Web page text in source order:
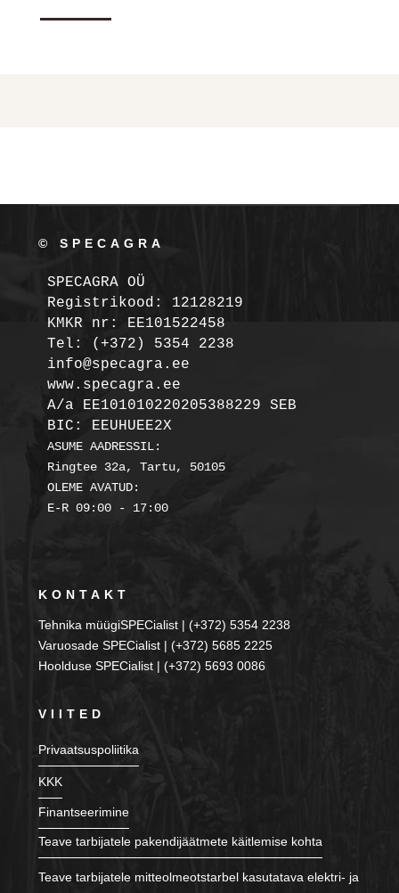
© SPECAGRA
SPECAGRA OÜ
Registrikood: 12128219
KMKR nr: EE101522458
Tel: (+372) 5354 2238
info@specagra.ee
A/a EE101010220205388229 SEB
BIC: EEUHUEE2X
ASUME AADRESSIL:
Ringtee 32a, Tartu, 50105
OLEME AVATUD:
E-R 09:00 - 17:00
KONTAKT
Tehnika müügiSPECialist | (+372) 5354 2238
Varuosade SPECialist | (+372) 5685 2225
Hoolduse SPECialist | (+372) 5693 0086
VIITED
Privaatsuspoliitika
KKK
Finantseerimine
Teave tarbijatele pakendijäätmete käitlemise kohta
Teave tarbijatele mitteolmeotstarbel kasutatava elektri- ja